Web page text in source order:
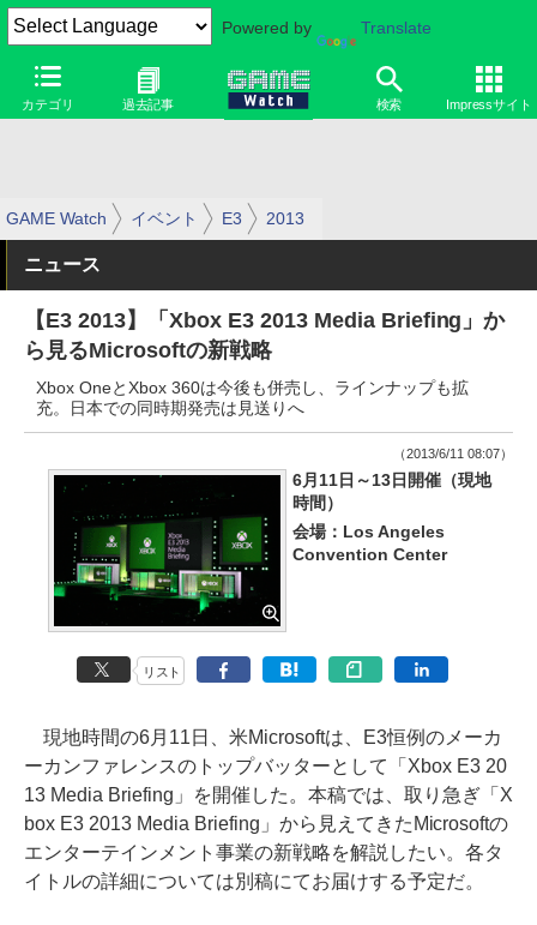
Powered by Translate
カテゴリ 過去記事 検索 Impressサイト
GAME Watch イベント E3 2013
ニュース
【E3 2013】「Xbox E3 2013 Media Briefing」か
ら見るMicrosoftの新戦略
Xbox OneとXbox 360は今後も併売し、ラインナップも拡
充。日本での同時期発売は見送りへ
（2013/6/11 08:07）
6月11日～13日開催（現地
時間）
会場：Los Angeles
Convention Center
リスト
現地時間の6月11日、米Microsoftは、E3恒例のメーカ
ーカンファレンスのトップバッターとして「Xbox E3 20
13 Media Briefing」を開催した。本稿では、取り急ぎ「X
box E3 2013 Media Briefing」から見えてきたMicrosoftの
エンターテインメント事業の新戦略を解説したい。各タ
イトルの詳細については別稿にてお届けする予定だ。